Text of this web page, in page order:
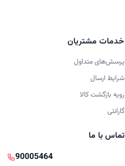
خدمات مشتریان
پرسش‌های متداول
شرایط ارسال
رویه بازگشت کالا
گارانتی
تماس با ما
90005464